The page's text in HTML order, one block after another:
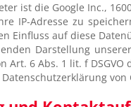
ist die Google Inc.,
IP-Adresse zu
Einfluss auf diese
Darstellung
Art. 6 Abs. 1 lit. f DSGVO
von